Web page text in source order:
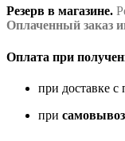
Резерв в магазине.
Оплаченный заказ
Оплата при
при доставке с
при